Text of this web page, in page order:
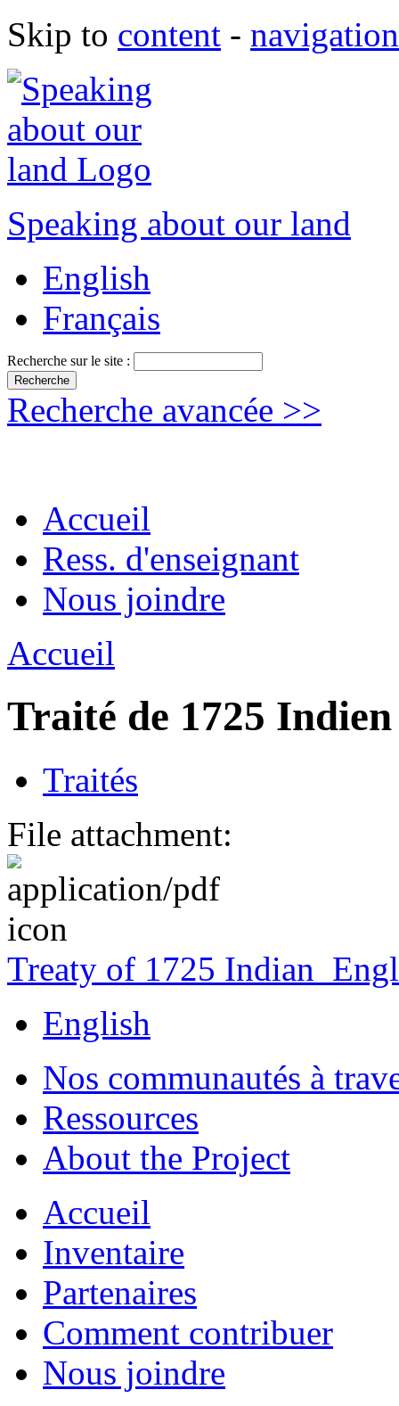
Skip to content - navigation
Speaking about our land
English
Français
Recherche sur le site :
Recherche avancée >>
Accueil
Ress. d'enseignant
Nous joindre
Accueil
Traité de 1725
Traités
File attachment:
Treaty of 1725
English
Nos communautés à
Ressources
About the Project
Accueil
Inventaire
Partenaires
Comment contribuer
Nous joindre